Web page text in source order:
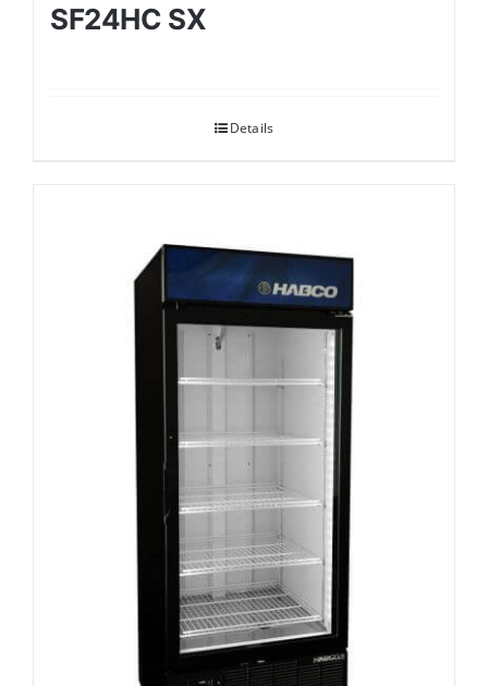
SF24HC SX
Details